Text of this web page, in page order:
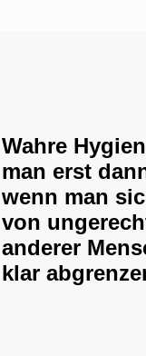
Wahre
man erst
wenn man
von
anderer
klar